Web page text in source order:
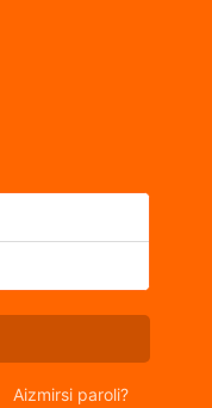
Aizmirsi paroli?